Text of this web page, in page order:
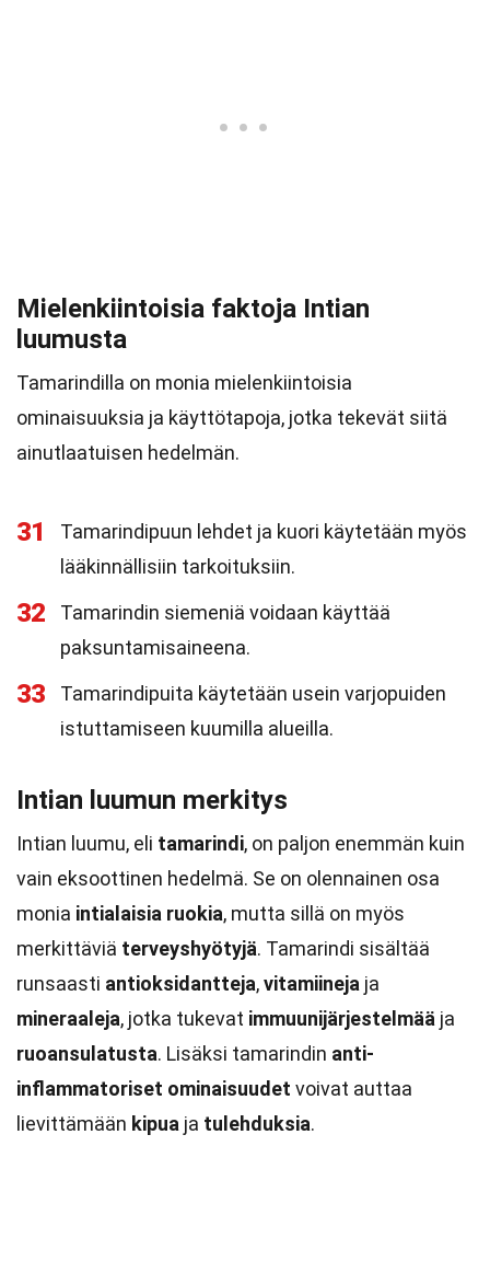
Mielenkiintoisia faktoja Intian
luumusta
Tamarindilla on monia mielenkiintoisia
ominaisuuksia ja käyttötapoja, jotka tekevät siitä
ainutlaatuisen hedelmän.
31
Tamarindipuun lehdet ja kuori käytetään myös
lääkinnällisiin tarkoituksiin.
32
Tamarindin siemeniä voidaan käyttää
paksuntamisaineena.
33
Tamarindipuita käytetään usein varjopuiden
istuttamiseen kuumilla alueilla.
Intian luumun merkitys
Intian luumu, eli tamarindi, on paljon enemmän kuin
vain eksoottinen hedelmä. Se on olennainen osa
monia intialaisia ruokia, mutta sillä on myös
merkittäviä terveyshyötyjä. Tamarindi sisältää
runsaasti antioksidantteja,vitamiineja ja
mineraaleja, jotka tukevat immuunijärjestelmää ja
ruoansulatusta. Lisäksi tamarindin anti-
inflammatoriset ominaisuudet voivat auttaa
lievittämään kipua ja tulehduksia.